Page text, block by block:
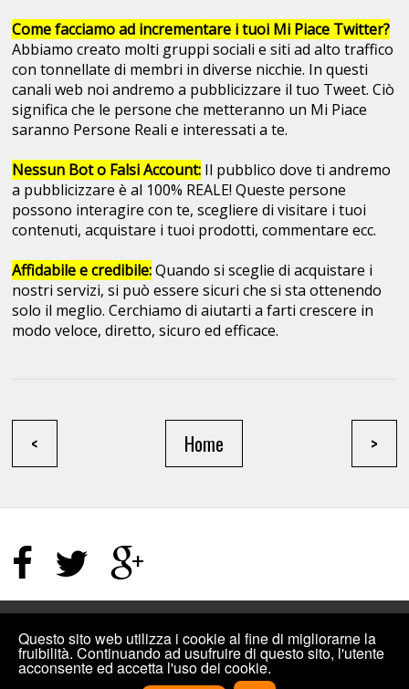
Come facciamo ad incrementare i tuoi Mi Piace Twitter?
Abbiamo creato molti gruppi sociali e siti ad alto traffico
con tonnellate di membri in diverse nicchie. In questi
canali web noi andremo a pubblicizzare il tuo Tweet. Ciò
significa che le persone che metteranno un Mi Piace
saranno Persone Reali e interessati a te.
Nessun Bot o Falsi Account: Il pubblico dove ti andremo
a pubblicizzare è al 100% REALE! Queste persone
possono interagire con te, scegliere di visitare i tuoi
contenuti, acquistare i tuoi prodotti, commentare ecc.
Affidabile e credibile:Quando si sceglie di acquistare i
nostri servizi, si può essere sicuri che si sta ottenendo
solo il meglio. Cerchiamo di aiutarti a farti crescere in
modo veloce, diretto, sicuro ed efficace.
< >
Home
©2019INCREMENTIPLUS: COMPRARE MI PIACE FACEBOOK, VISUALIZZAZIONI
YOUTUBE E ALTRO PER I SOCIAL.DESIGNED BY INCREMENTIPLUS
Questo sito web utilizza i cookie al fine di migliorarne la
fruibilità. Continuando ad usufruire di questo sito, l'utente
acconsente ed accetta l'uso dei cookie.